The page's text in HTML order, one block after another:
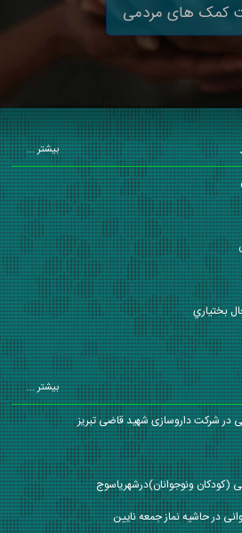
کمک های مردمی
بیشتر ...
بختياري
بیشتر ...
در شرکت داروسازی شهید قاضی تبریز
ونوجوانان)درشهریاسوج
در حاشیه نماز جمعه نایین